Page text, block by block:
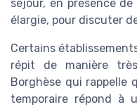
séjour, en présence
élargie, pour discuter
Certains
répit de manière très
Borghèse qui rappelle
temporaire répond à